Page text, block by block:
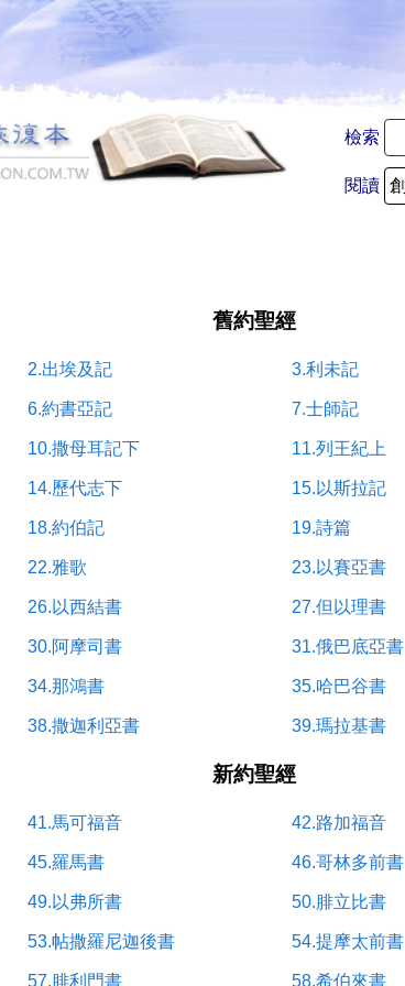
檢索
閱讀
舊約聖經
2.出埃及記 3.利未記
6.約書亞記 7.士師記
10.撒母耳記下 11.列王紀上
14.歷代志下 15.以斯拉記
18.約伯記 19.詩篇
22.雅歌 23.以賽亞書
26.以西結書 27.但以理書
30.阿摩司書 31.俄巴底亞書
34.那鴻書 35.哈巴谷書
38.撒迦利亞書 39.瑪拉基書
新約聖經
41.馬可福音 42.路加福音
45.羅馬書 46.哥林多前書
49.以弗所書 50.腓立比書
53.帖撒羅尼迦後書 54.提摩太前書
57.腓利門書 58.希伯來書